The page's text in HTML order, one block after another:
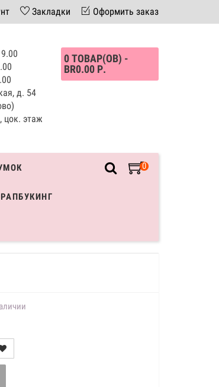
Закладки Оформить заказ
д. 54
цок. этаж
0 ТОВАР(ОВ) -
BR0.00 Р.
0